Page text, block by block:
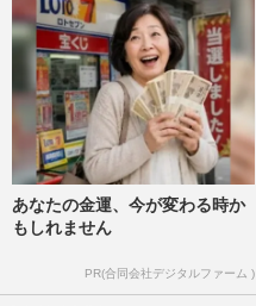
あなたの金運、今が変わる時か
もしれません
PR(合同会社デジタルファーム )